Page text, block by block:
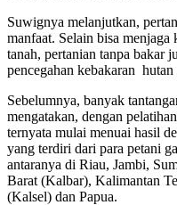
Suwignya melanjutkan,
manfaat. Selain bisa menjaga
tanah, pertanian tanpa bakar
pencegahan kebakaran
Sebelumnya, banyak
mengatakan, dengan
ternyata mulai menuai hasil
yang terdiri dari para petani
antaranya di Riau, Jambi,
Barat (Kalbar), Kalimantan
(Kalsel) dan Papua.